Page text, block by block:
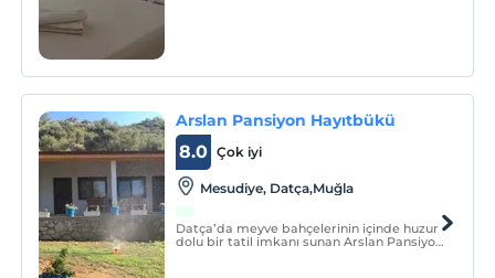
Arslan Pansiyon Hayıtbükü
Çok iyi
8.0
Mesudiye, Datça,Muğla
Datça’da meyve bahçelerinin içinde huzur
dolu bir tatil imkanı sunan Arslan Pansiyon